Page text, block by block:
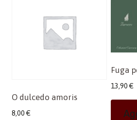
O dulcedo amoris
8,00 €
Fuga
13,90 €